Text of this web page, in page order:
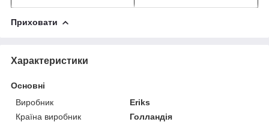
Приховати
Характеристики
Основні
Виробник
Eriks
Країна виробник
Голландія